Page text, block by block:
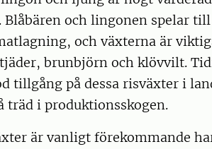
och lingonen spelar
och växterna är
brunbjörn och klövvilt.
tillgång på dessa risväxter i
träd i produktionsskogen.
är vanligt förekommande